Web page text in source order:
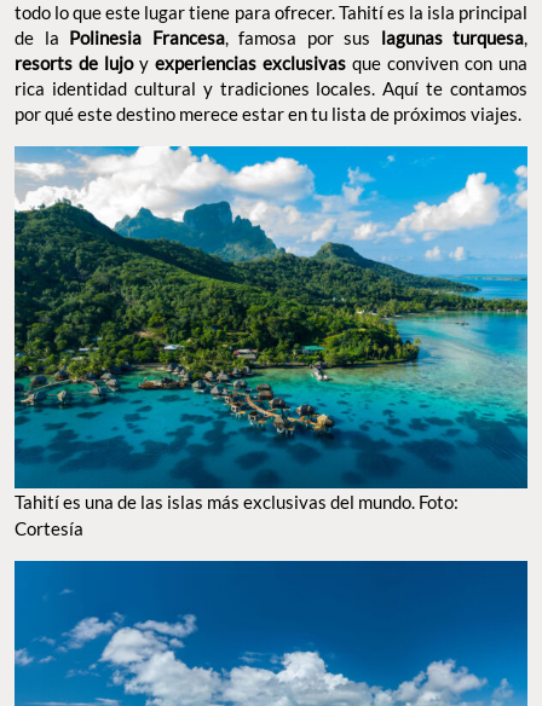
todo lo que este lugar tiene para ofrecer. Tahití es la isla principal
de la Polinesia Francesa, famosa por sus lagunas turquesa,
resorts de lujoy experiencias exclusivas que conviven con una
rica identidad cultural y tradiciones locales. Aquí te contamos
por qué este destino merece estar en tu lista de próximos viajes.
Tahití es una de las islas más exclusivas del mundo. Foto:
Cortesía